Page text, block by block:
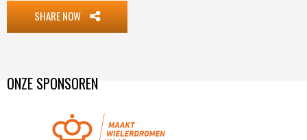
SHARE NOW
ONZE SPONSOREN